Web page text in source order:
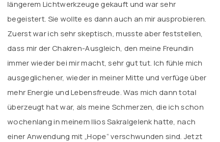
längerem Lichtwerkzeuge gekauft und war sehr
begeistert. Sie wollte es dann auch an mir ausprobieren.
Zuerst war ich sehr skeptisch, musste aber feststellen,
dass mir der Chakren-Ausgleich, den meine Freundin
immer wieder bei mir macht, sehr gut tut. Ich fühle mich
ausgeglichener, wieder in meiner Mitte und verfüge über
mehr Energie und Lebensfreude. Was mich dann total
überzeugt hat war, als meine Schmerzen, die ich schon
wochenlang in meinem Ilios Sakralgelenk hatte, nach
einer Anwendung mit „Hope“ verschwunden sind. Jetzt